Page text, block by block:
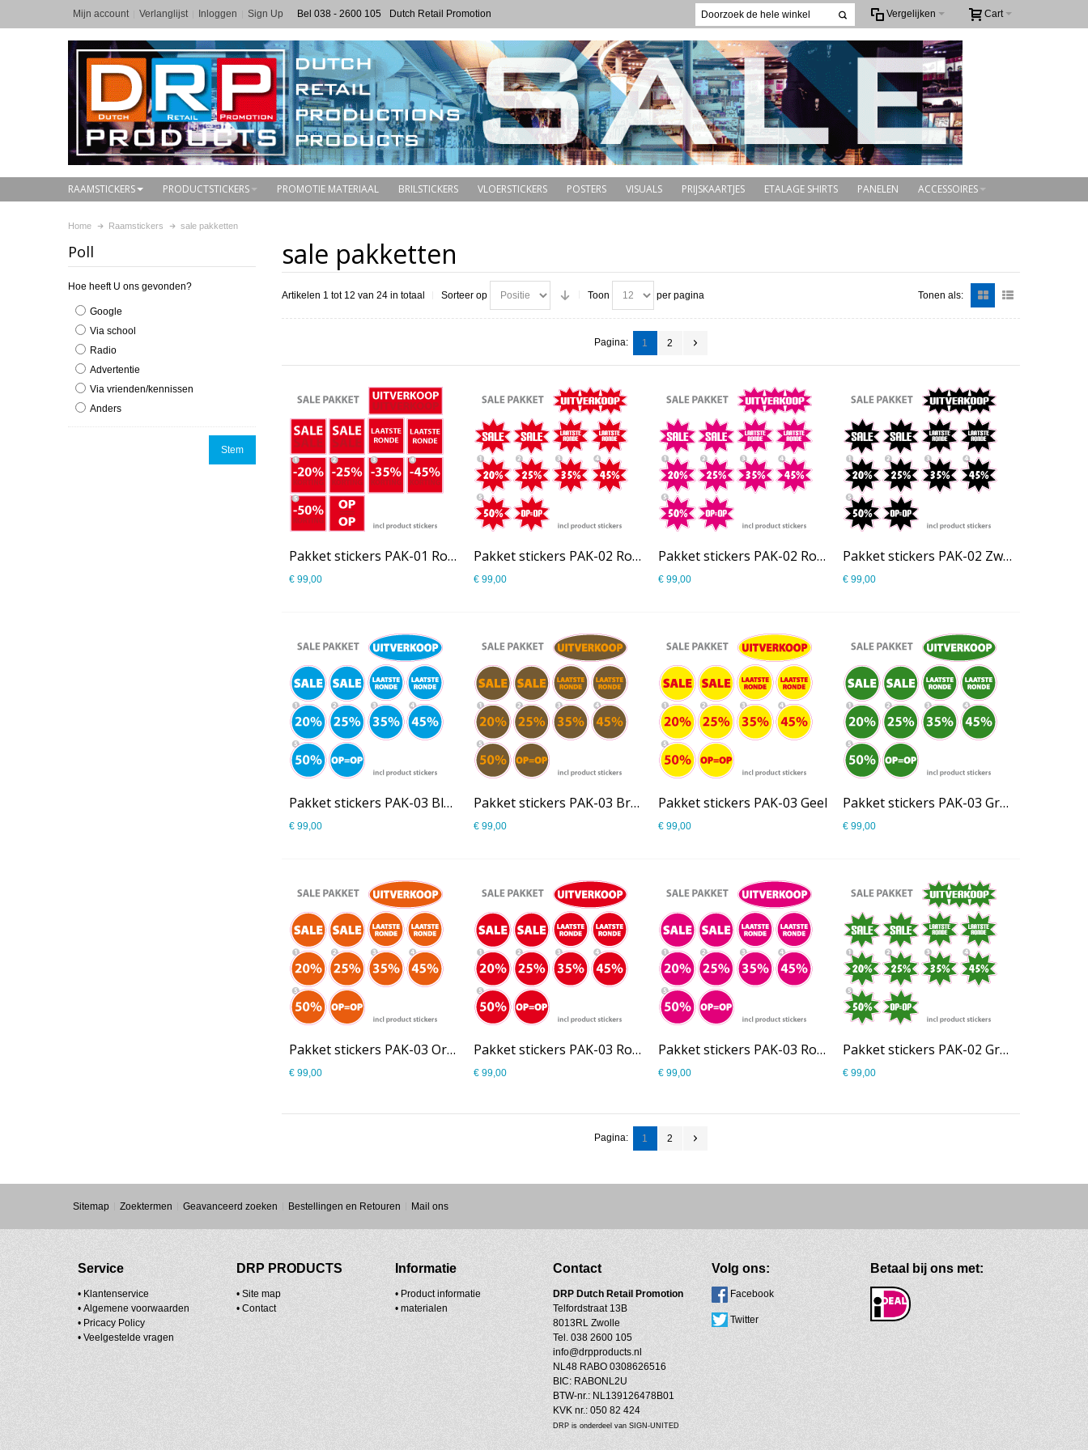
Mijn account Verlanglijst Inloggen Sign Up Bel 038 - 2600 105 Dutch Retail Promotion Cart
Vergelijken
RAAMSTICKERS PRODUCTSTICKERS PROMOTIE MATERIAAL BRILSTICKERS VLOERSTICKERS POSTERS VISUALS PRIJSKAARTJES ETALAGE SHIRTS PANELEN ACCESSOIRES
Home Raamstickers sale pakketten
sale pakketten
Artikelen 1 tot 12 van 24 in totaal Sorteer op Toon per pagina Tonen als:
Pagina: 1 2
Pakket stickers PAK-01 Rood
€ 99,00
Pakket stickers PAK-02 Rood
€ 99,00
Pakket stickers PAK-02 Roze
€ 99,00
Pakket stickers PAK-02 Zwart
€ 99,00
Pakket stickers PAK-03 Blauw
€ 99,00
Pakket stickers PAK-03 Bruin
€ 99,00
Pakket stickers PAK-03 Geel
€ 99,00
Pakket stickers PAK-03 Groen
€ 99,00
Pakket stickers PAK-03 Oranje
€ 99,00
Pakket stickers PAK-03 Rood
€ 99,00
Pakket stickers PAK-03 Roze
€ 99,00
Pakket stickers PAK-02 Groen
€ 99,00
Pagina: 1 2
Poll
Hoe heeft U ons gevonden?
Google
Via school
Radio
Advertentie
Via vrienden/kennissen
Anders
Stem
Sitemap Zoektermen Geavanceerd zoeken Bestellingen en Retouren Mail ons
Service
• Klantenservice
• Algemene voorwaarden
• Pricacy Policy
• Veelgestelde vragen
DRP PRODUCTS
• Site map
• Contact
Informatie
• Product informatie
• materialen
Contact
DRP Dutch Retail Promotion
Telfordstraat 13B
8013RL Zwolle
Tel. 038 2600 105
info@drpproducts.nl
NL48 RABO 0308626516
BIC: RABONL2U
BTW-nr.: NL139126478B01
KVK nr.: 050 82 424
DRP is onderdeel van SIGN-UNITED
Volg ons:
Facebook
Twitter
Betaal bij ons met: